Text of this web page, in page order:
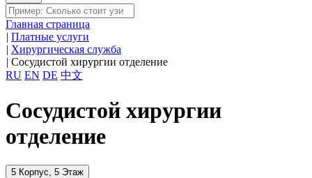
Главная страница
| Платные услуги
| Хирургическая служба
| Сосудистой хирургии отделение
RU EN DE 中文
Сосудистой хирургии
отделение
5 Корпус, 5 Этаж